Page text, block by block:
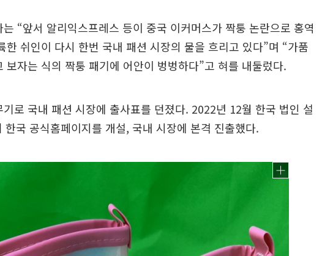
“앞서 알리익스프레스 등이 중국 이커머스가 짝퉁 논란으로 홍역
한 쉬인이 다시 한번 국내 패션 시장의 물을 흐리고 있다”며 “가품
보자는 식의 짝퉁 패기에 어안이 벙벙하다”고 혀를 내둘렀다.
로 국내 패션 시장에 출사표를 던졌다. 2022년 12월 한국 법인 설
국 공식홈페이지를 개설, 국내 시장에 본격 진출했다.